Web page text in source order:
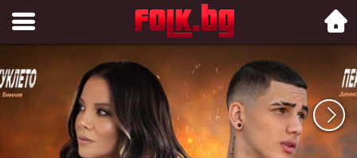
Folk.bg